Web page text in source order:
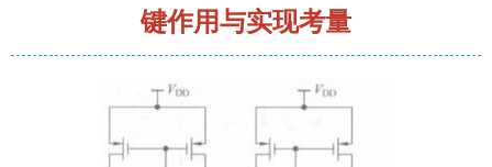
键作用与实现考量